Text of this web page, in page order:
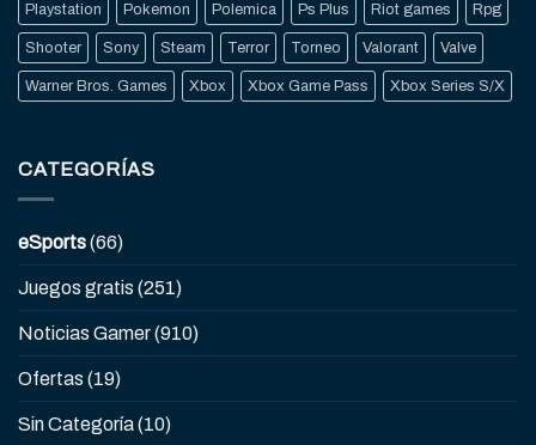
Playstation Pokemon Polemica Ps Plus Riot games Rpg
Shooter Sony Steam Terror Torneo Valorant Valve
Warner Bros. Games Xbox Xbox Game Pass Xbox Series S/X
CATEGORÍAS
eSports(66)
Juegos gratis (251)
Noticias Gamer(910)
Ofertas (19)
Sin Categoría(10)